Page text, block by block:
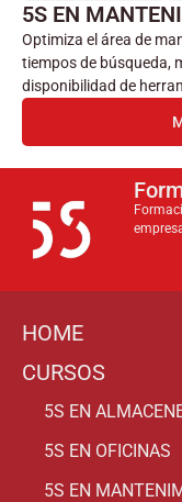
5S EN
Optimiza el área de
tiempos de búsqueda,
disponibilidad de
HOME
CURSOS
5S EN
5S EN OFICINAS
5S EN